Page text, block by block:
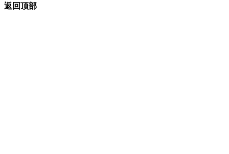
返回顶部